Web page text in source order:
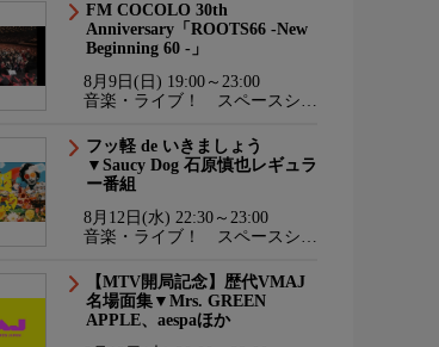
FM COCOLO 30th
Anniversary「ROOTS66 -New
Beginning 60 -」
8月9日(日) 19:00～23:00
音楽・ライブ！ スペースシャ
フッ軽 de いきましょう
▼Saucy Dog 石原慎也レギュラ
ー番組
8月12日(水) 22:30～23:00
音楽・ライブ！ スペースシャ
【MTV開局記念】歴代VMAJ
名場面集▼Mrs. GREEN
APPLE、aespaほか